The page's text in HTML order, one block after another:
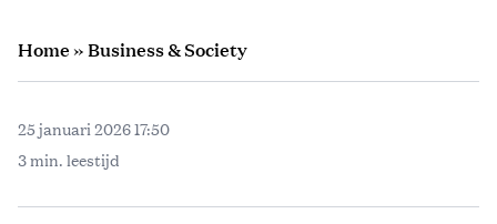
Home»Business & Society
25 januari 2026 17:50
3 min. leestijd